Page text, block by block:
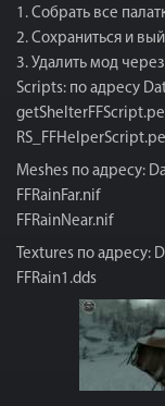
1. Собрать все
2. Сохраниться и
3. Удалить мод
Scripts: по адресу
Meshes по адресу:
FFRainFar.nif
FFRainNear.nif
Textures по адресу:
FFRain1.dds